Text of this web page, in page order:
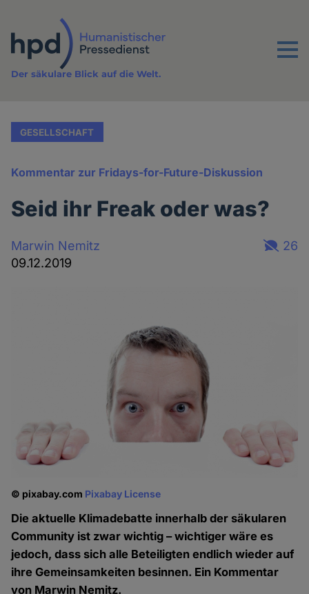
Inhalt
Menu
Der säkulare Blick auf die Welt.
GESELLSCHAFT
Kommentar zur Fridays-for-Future-Diskussion
Seid ihr Freak oder was?
Marwin Nemitz
09.12.2019
26
© pixabay.com Pixabay License
Die aktuelle Klimadebatte innerhalb der säkularen
Community ist zwar wichtig – wichtiger wäre es
jedoch, dass sich alle Beteiligten endlich wieder auf
ihre Gemeinsamkeiten besinnen. Ein Kommentar
von Marwin Nemitz.